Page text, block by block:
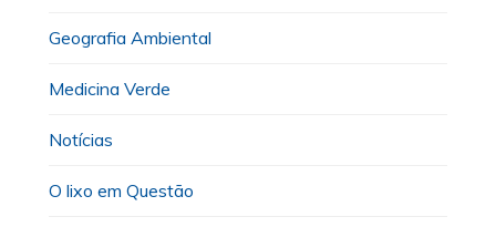
Geografia Ambiental
Medicina Verde
Notícias
O lixo em Questão